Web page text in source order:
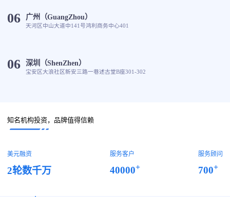
06 广州（GuangZhou）
天河区中山大道中141号鸿利商务中心401
06 深圳（ShenZhen）
宝安区大浪社区新安三路一巷述古堂B座301-302
知名机构投资，品牌值得信赖
美元融资
2轮数千万
服务客户
40000+
服务顾问
700+